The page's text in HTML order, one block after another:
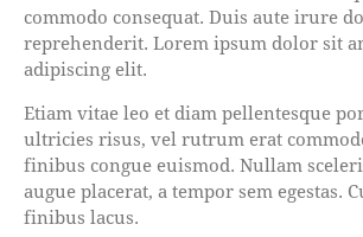
commodo consequat. Duis aute irure
reprehenderit. Lorem ipsum dolor sit
adipiscing elit.
Etiam vitae leo et diam pellentesque
ultricies risus, vel rutrum erat
finibus congue euismod. Nullam
augue placerat, a tempor sem egestas.
finibus lacus.